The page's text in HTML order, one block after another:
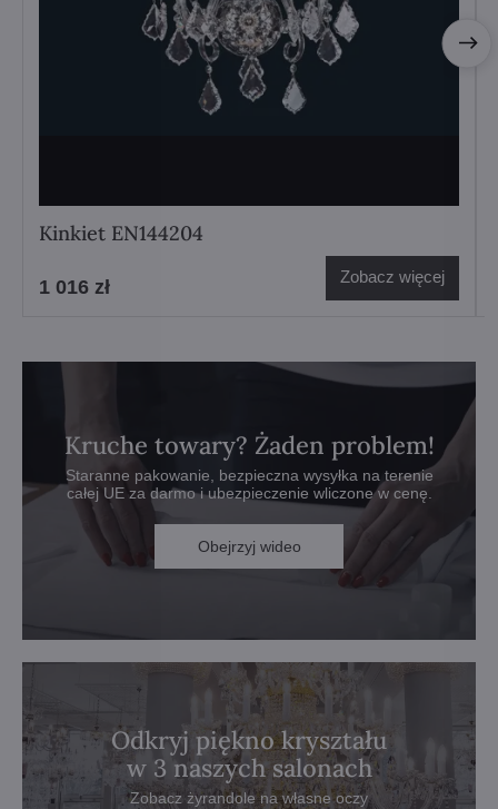
Kinkiet EN144204
1 016 zł Zobacz więcej
Kruche towary? Żaden problem!
Staranne pakowanie, bezpieczna wysyłka na terenie
całej UE za darmo i ubezpieczenie wliczone w cenę.
Obejrzyj wideo
Odkryj piękno kryształu
w 3 naszych salonach
Zobacz żyrandole na własne oczy